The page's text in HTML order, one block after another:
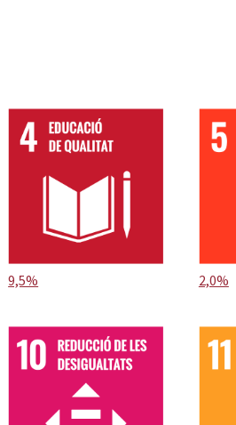
9,5% 2,0%